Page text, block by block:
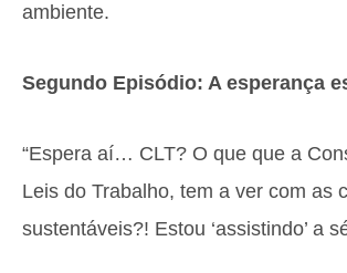
ambiente.
Segundo Episódio: A esperança
“Espera aí… CLT? O que que a
Leis do Trabalho, tem a ver com as
sustentáveis?! Estou ‘assistindo’ a